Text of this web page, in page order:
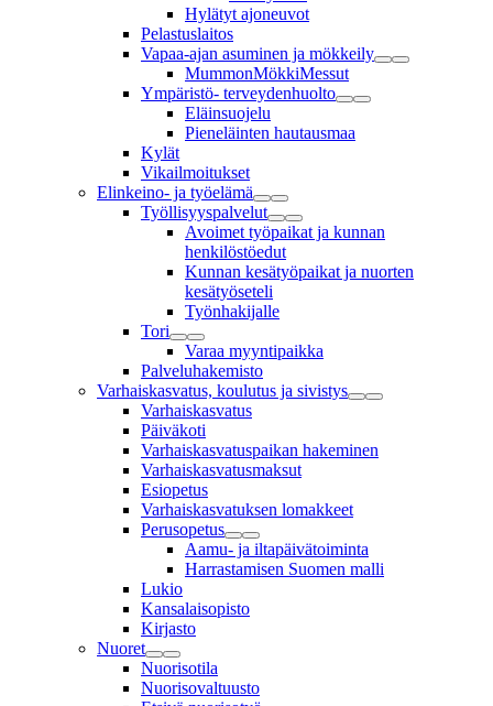
Hylätyt ajoneuvot
Pelastuslaitos
Vapaa-ajan asuminen ja mökkeily
MummonMökkiMessut
Ympäristö- terveydenhuolto
Eläinsuojelu
Pieneläinten hautausmaa
Kylät
Vikailmoitukset
Elinkeino- ja työelämä
Työllisyyspalvelut
Avoimet työpaikat ja kunnan
henkilöstöedut
Kunnan kesätyöpaikat ja nuorten
kesätyöseteli
Työnhakijalle
Tori
Varaa myyntipaikka
Palveluhakemisto
Varhaiskasvatus, koulutus ja sivistys
Varhaiskasvatus
Päiväkoti
Varhaiskasvatuspaikan hakeminen
Varhaiskasvatusmaksut
Esiopetus
Varhaiskasvatuksen lomakkeet
Perusopetus
Aamu- ja iltapäivätoiminta
Harrastamisen Suomen malli
Lukio
Kansalaisopisto
Kirjasto
Nuoret
Nuorisotila
Nuorisovaltuusto